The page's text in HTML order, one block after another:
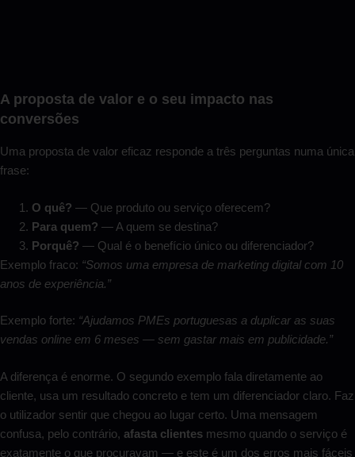
A proposta de valor e o seu impacto nas
conversões
Uma proposta de valor eficaz responde a três perguntas numa única
frase:
O quê? — Que produto ou serviço oferecem?
Para quem? — A quem se destina?
Porquê? — Qual é o benefício único ou diferenciador?
Exemplo fraco: “Somos uma empresa de marketing digital com 10
anos de experiência.”
Exemplo forte: “Ajudamos PMEs portuguesas a duplicar as suas
vendas online em 6 meses — sem gastar mais em publicidade.”
A diferença é enorme. O segundo exemplo fala diretamente ao
cliente, usa um resultado concreto e tem um diferenciador claro. Faz
o utilizador sentir que chegou ao lugar certo. Uma mensagem
confusa, pelo contrário, afasta clientes mesmo quando o serviço é
exatamente o que procuravam — e este é um dos erros mais fáceis